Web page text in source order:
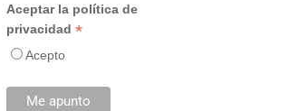
Aceptar la política de
privacidad *
Acepto